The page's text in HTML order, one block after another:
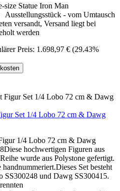
Statue Iron Man
- vom Umtausch
versandt, Versand liegt bei
werden
Preis: 1.698,97 € (29.43%
Set 1/4 Lobo 72 cm & Dawg
1/4 Lobo 72 cm & Dawg
hochwertigen Figuren aus
wurde aus Polystone gefertigt.
Set besteht
SS300248 und Dawg SS300415.